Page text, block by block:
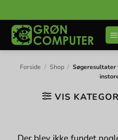
til
indhold
Forside / Shop / Søgeresultater
VIS